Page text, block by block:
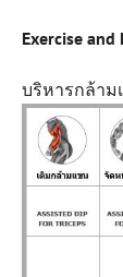
Exercise
บริหารกล้าม